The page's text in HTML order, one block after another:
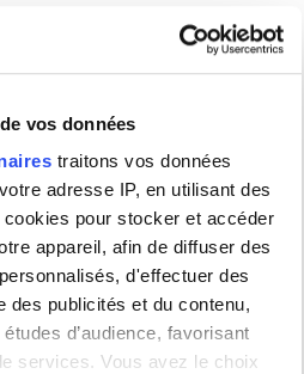
vos données
traitons vos données
adresse IP, en utilisant des
pour stocker et accéder
appareil, afin de diffuser des
d'effectuer des
des publicités et du contenu,
d’audience, favorisant
services. Vous avez le choix